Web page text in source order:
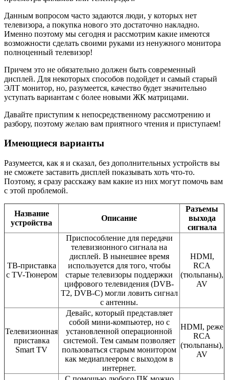
Данным вопросом часто задаются люди, у которых нет
телевизора, а покупка нового это достаточно накладно.
Именно поэтому мы сегодня и рассмотрим какие имеются
возможности сделать своими руками из ненужного монитора
полноценный телевизор!
Причем это не обязательно должен быть современный
дисплей. Для некоторых способов подойдет и самый старый
ЭЛТ монитор, но, разумеется, качество будет значительно
уступать вариантам с более новыми ЖК матрицами.
Давайте приступим к непосредственному рассмотрению и
разбору, поэтому желаю вам приятного чтения и приступаем!
Имеющиеся варианты
Разумеется, как я и сказал, без дополнительных устройств вы
не сможете заставить дисплей показывать хоть что-то.
Поэтому, я сразу расскажу вам какие из них могут помочь вам
с этой проблемой.
Название
устройства
Описание
Разъемы
выхода
сигнала
ТВ-приставка
с TV-Тюнером
Приспособление для передачи
телевизионного сигнала на
дисплей. В нынешнее время
используется для того, чтобы
старые телевизоры поддержки
цифрового телевидения (DVB-
T2, DVB-C) могли ловить сигнал
с антенны.
HDMI,
RCA
(тюльпаны),
AV
Телевизионная
приставка
Smart TV
Девайс, который представляет
собой мини-компьютер, но с
установленной операционной
системой. Тем самым позволяет
пользоваться старым монитором
как медиаплеером с выходом в
интернет.
HDMI, реже
RCA
(тюльпаны),
AV